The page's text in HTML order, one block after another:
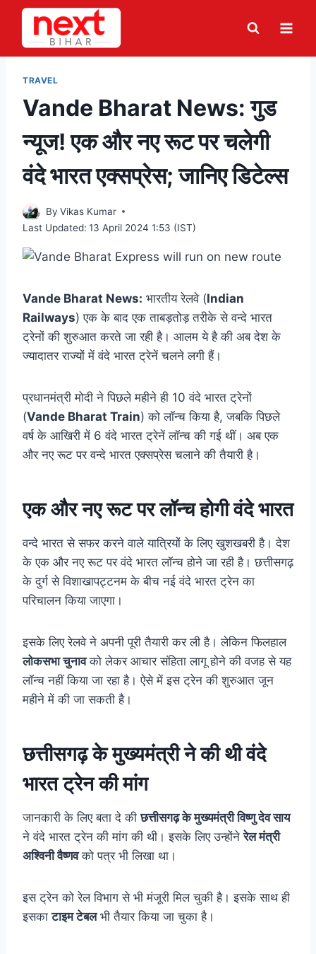
Skip
content
TRAVEL
Vande Bharat News: गुड
न्यूज! एक और नए रूट पर चलेगी
वंदे भारत एक्सप्रेस; जानिए डिटेल्स
By Vikas Kumar
Last Updated: 13 April 2024 1:53 (IST)
Vande Bharat News: भारतीय रेलवे (Indian
Railways) एक के बाद एक ताबड़तोड़ तरीके से वन्दे भारत
ट्रेनों की शुरुआत करते जा रही है। आलम ये है की अब देश के
ज्यादातर राज्यों में वंदे भारत ट्रेनें चलने लगी हैं।
प्रधानमंत्री मोदी ने पिछले महीने ही 10 वंदे भारत ट्रेनों
(Vande Bharat Train) को लॉन्च किया है, जबकि पिछले
वर्ष के आखिरी में 6 वंदे भारत ट्रेनें लॉन्च की गई थीं। अब एक
और नए रूट पर वन्दे भारत एक्सप्रेस चलाने की तैयारी है।
एक और नए रूट पर लॉन्च होगी वंदे भारत
वन्दे भारत से सफर करने वाले यात्रियों के लिए खुशखबरी है। देश
के एक और नए रूट पर वंदे भारत लॉन्च होने जा रही है। छत्तीसगढ़
के दुर्ग से विशाखापट्टनम के बीच नई वंदे भारत ट्रेन का
परिचालन किया जाएगा।
इसके लिए रेलवे ने अपनी पूरी तैयारी कर ली है। लेकिन फिलहाल
लोकसभा चुनावको लेकर आचार संहिता लागू होने की वजह से यह
लॉन्च नहीं किया जा रहा है। ऐसे में इस ट्रेन की शुरुआत जून
महीने में की जा सकती है।
छत्तीसगढ़ के मुख्यमंत्री ने की थी वंदे
भारत ट्रेन की मांग
जानकारी के लिए बता दे कीछत्तीसगढ़ के मुख्यमंत्री विष्णु देव साय
ने वंदे भारत ट्रेन की मांग की थी। इसके लिए उन्होंनेरेल मंत्री
अश्विनी वैष्णवको पत्र भी लिखा था।
इस ट्रेन को रेल विभाग से भी मंजूरी मिल चुकी है। इसके साथ ही
इसकाटाइम टेबलभी तैयार किया जा चुका है।